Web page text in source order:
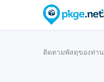
ติดตามพัสดุของท่าน